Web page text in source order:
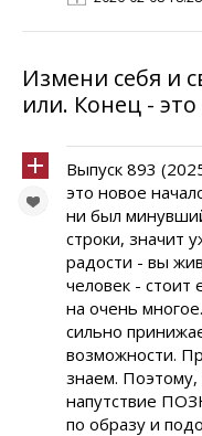
Измени себя и
или. Конец -
Выпуск 893
это новое
ни был
строки, значит
радости - вы
человек - стоит
на очень
сильно
возможности.
знаем. Поэтому,
напутствие
по образу и